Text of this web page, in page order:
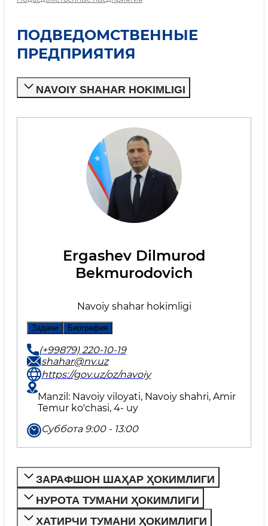
ПОДВЕДОМСТВЕННЫЕ
ПРЕДПРИЯТИЯ
NAVOIY SHAHAR HOKIMLIGI
Ergashev Dilmurod
Bekmurodovich
Navoiy shahar hokimligi
Задачи Биография
(+99879) 220-10-19
shahar@nv.uz
https://gov.uz/oz/navoiy
Manzil: Navoiy viloyati, Navoiy shahri, Amir
Temur ko'chasi, 4- uy
Суббота 9:00 - 13:00
ЗАРАФШОН ШАҲАР ҲОКИМЛИГИ
НУРОТА ТУМАНИ ҲОКИМЛИГИ
ХАТИРЧИ ТУМАНИ ҲОКИМЛИГИ